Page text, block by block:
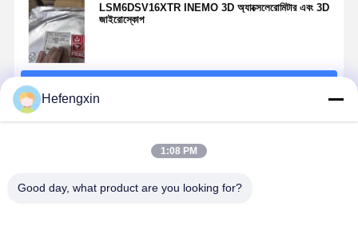
LSM6DSV16XTR INEMO 3D অ্যাক্সেলেরোমিটার এবং 3D
জাইরোস্কোপ
Hefengxin
1:08 PM
Good day, what product are you looking for?